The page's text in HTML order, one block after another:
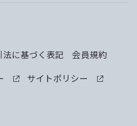
に基づく表記
会員規約
サイトポリシー